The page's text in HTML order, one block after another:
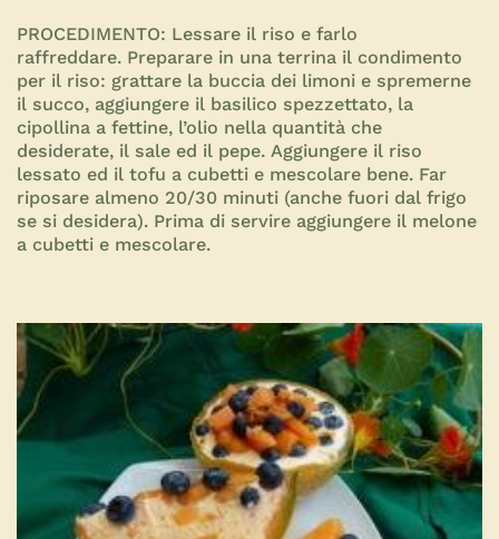
PROCEDIMENTO: Lessare il riso e farlo
raffreddare. Preparare in una terrina il condimento
per il riso: grattare la buccia dei limoni e spremerne
il succo, aggiungere il basilico spezzettato, la
cipollina a fettine, l’olio nella quantità che
desiderate, il sale ed il pepe. Aggiungere il riso
lessato ed il tofu a cubetti e mescolare bene. Far
riposare almeno 20/30 minuti (anche fuori dal frigo
se si desidera). Prima di servire aggiungere il melone
a cubetti e mescolare.